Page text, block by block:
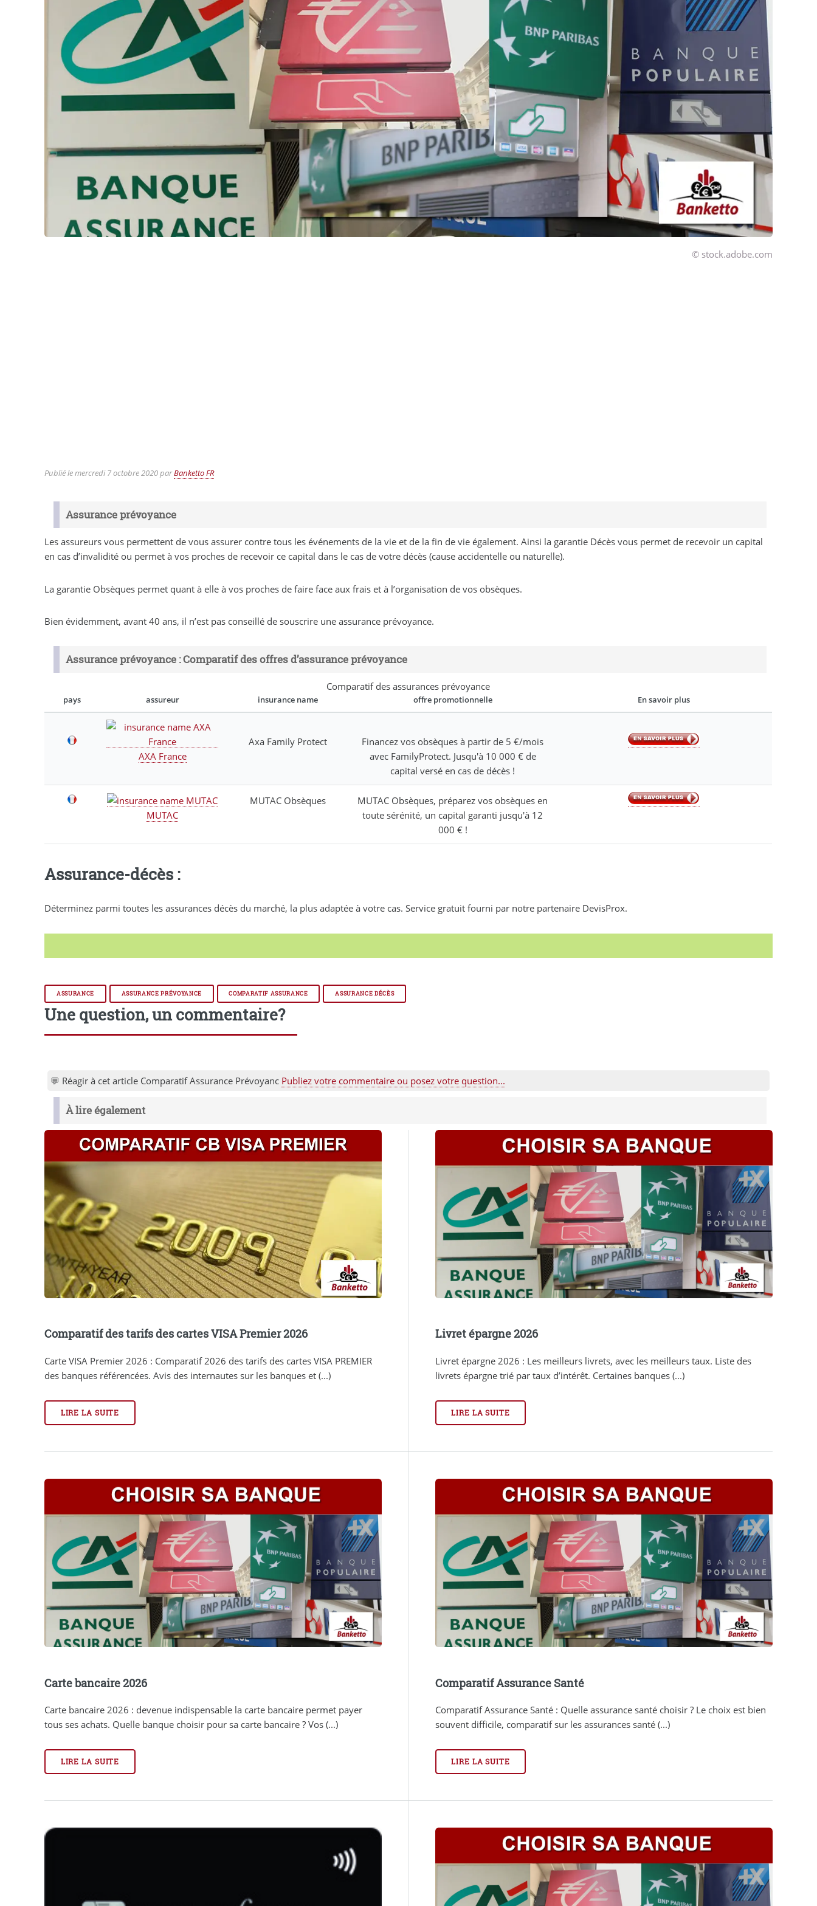
© stock.adobe.com
Publié lemercredi 7 octobre 2020parBanketto FR
Assurance prévoyance
Les assureurs vous permettent de vous assurer contre tous les événements de la vie et de la fin de vie également. Ainsi la garantie Décès vous permet de recevoir un capital
en cas d’invalidité ou permet à vos proches de recevoir ce capital dans le cas de votre décès (cause accidentelle ou naturelle).
La garantie Obsèques permet quant à elle à vos proches de faire face aux frais et à l’organisation de vos obsèques.
Bien évidemment, avant 40 ans, il n’est pas conseillé de souscrire une assurance prévoyance.
Assurance prévoyance : Comparatif des offres d’assurance prévoyance
Comparatif des assurances prévoyance
pays assureur insurance name offre promotionnelle En savoir plus
AXA France
Axa Family Protect
Financez vos obsèques à partir de 5 €/mois
avec FamilyProtect. Jusqu'à 10 000 € de
capital versé en cas de décès !
MUTAC
MUTAC Obsèques
MUTAC Obsèques, préparez vos obsèques en
toute sérénité, un capital garanti jusqu'à 12
000 € !
Assurance-décès :
Déterminez parmi toutes les assurances décès du marché, la plus adaptée à votre cas. Service gratuit fourni par notre partenaire DevisProx.
ASSURANCE ASSURANCE PRÉVOYANCE COMPARATIF ASSURANCE ASSURANCE DÉCÈS
Une question, un commentaire?
💬 Réagir à cet article Comparatif Assurance Prévoyanc Publiez votre commentaire ou posez votre question...
À lire également
Comparatif des tarifs des cartes VISA Premier 2026
Carte VISA Premier 2026 : Comparatif 2026 des tarifs des cartes VISA PREMIER
des banques référencées. Avis des internautes sur les banques et (...)
LIRE LA SUITE
Livret épargne 2026
Livret épargne 2026 : Les meilleurs livrets, avec les meilleurs taux. Liste des
livrets épargne trié par taux d’intérêt. Certaines banques (...)
LIRE LA SUITE
Carte bancaire 2026
Carte bancaire 2026 : devenue indispensable la carte bancaire permet payer
tous ses achats. Quelle banque choisir pour sa carte bancaire ? Vos (...)
LIRE LA SUITE
Comparatif Assurance Santé
Comparatif Assurance Santé : Quelle assurance santé choisir ? Le choix est bien
souvent difficile, comparatif sur les assurances santé (...)
LIRE LA SUITE